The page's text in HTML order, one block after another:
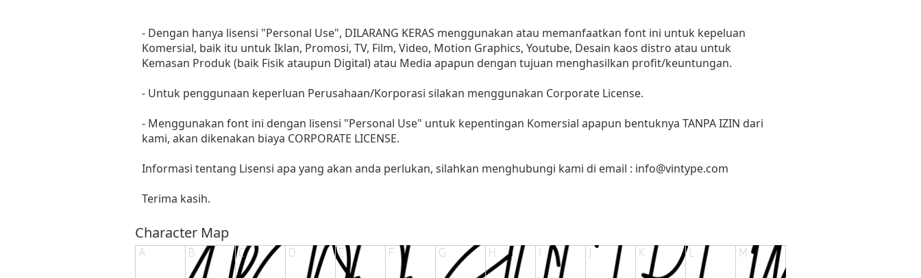
- Dengan hanya lisensi "Personal Use", DILARANG KERAS menggunakan atau memanfaatkan font ini untuk kepeluan
Komersial, baik itu untuk Iklan, Promosi, TV, Film, Video, Motion Graphics, Youtube, Desain kaos distro atau untuk
Kemasan Produk (baik Fisik ataupun Digital) atau Media apapun dengan tujuan menghasilkan profit/keuntungan.
- Untuk penggunaan keperluan Perusahaan/Korporasi silakan menggunakan Corporate License.
- Menggunakan font ini dengan lisensi "Personal Use" untuk kepentingan Komersial apapun bentuknya TANPA IZIN dari
kami, akan dikenakan biaya CORPORATE LICENSE.
Informasi tentang Lisensi apa yang akan anda perlukan, silahkan menghubungi kami di email : info@vintype.com
Terima kasih.
Character Map